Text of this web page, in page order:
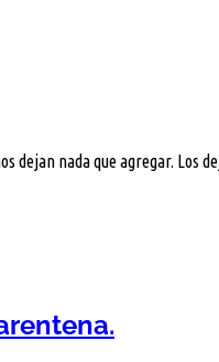
dejan nada que agregar. Los